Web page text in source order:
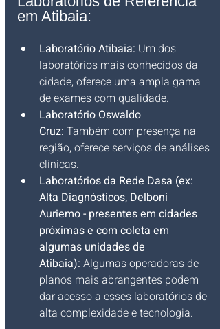
em Atibaia:
Laboratório Atibaia: Um dos
laboratórios mais conhecidos da
cidade, oferece uma ampla gama
de exames com qualidade.
Laboratório Oswaldo
Cruz: Também com presença na
região, oferece serviços de análises
clínicas.
Laboratórios da Rede Dasa (ex:
Alta Diagnósticos, Delboni
Auriemo - presentes em cidades
próximas e com coleta em
algumas unidades de
Atibaia): Algumas operadoras de
planos mais abrangentes podem
dar acesso a esses laboratórios de
alta complexidade e tecnologia.